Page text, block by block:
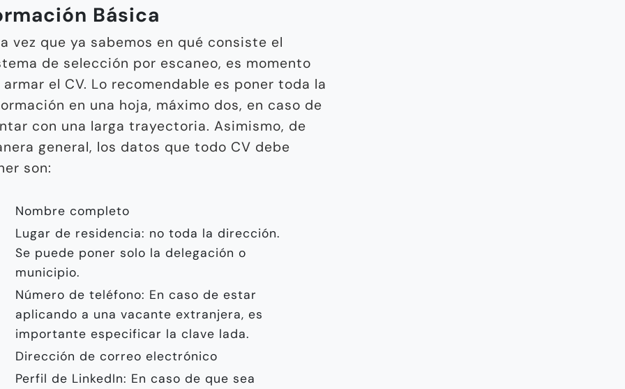
Básica
vez que ya sabemos en qué consiste el
de selección por escaneo, es momento
armar el CV. Lo recomendable es poner toda la
en una hoja, máximo dos, en caso de
con una larga trayectoria. Asimismo, de
general, los datos que todo CV debe
son:
Nombre completo
Lugar de residencia: no toda la dirección.
Se puede poner solo la delegación o
municipio.
Número de teléfono: En caso de estar
aplicando a una vacante extranjera, es
importante especificar la clave lada.
Dirección de correo electrónico
Perfil de LinkedIn: En caso de que sea